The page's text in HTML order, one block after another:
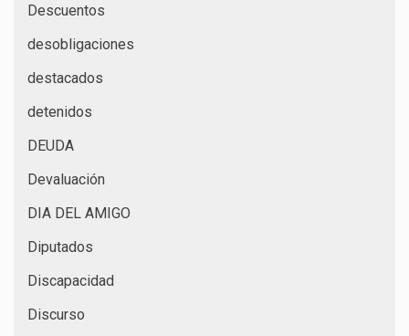
Descuentos
desobligaciones
destacados
detenidos
DEUDA
Devaluación
DIA DEL AMIGO
Diputados
Discapacidad
Discurso